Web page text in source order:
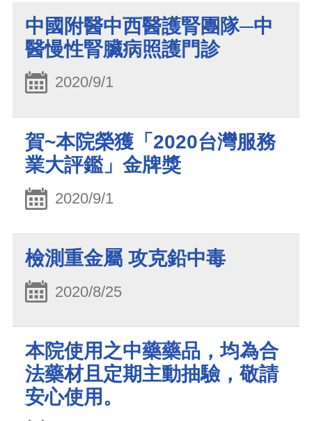
中國附醫中西醫護腎團隊─中
醫慢性腎臟病照護門診
2020/9/1
賀~本院榮獲「2020台灣服務
業大評鑑」金牌獎
2020/9/1
檢測重金屬 攻克鉛中毒
2020/8/25
本院使用之中藥藥品，均為合
法藥材且定期主動抽驗，敬請
安心使用。